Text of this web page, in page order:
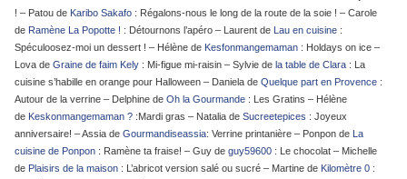
! – Patou de Karibo Sakafo : Régalons-nous le long de la route de la soie ! – Carole
de Ramène La Popotte ! : Détournons l’apéro – Laurent de Lau en cuisine :
Spéculoosez-moi un dessert ! – Hélène de Kesfonmangemaman : Holdays on ice –
Lova de Graine de faim Kely : Mi-figue mi-raisin – Sylvie de la table de Clara : La
cuisine s’habille en orange pour Halloween – Daniela de Quelque part en Provence :
Autour de la verrine – Delphine de Oh la Gourmande : Les Gratins – Hélène
de Keskonmangemaman ? :Mardi gras – Natalia de Sucreetepices : Joyeux
anniversaire! – Assia de Gourmandiseassia: Verrine printanière – Ponpon de La
cuisine de Ponpon : Ramène ta fraise! – Guy de guy59600 : Le chocolat – Michelle
de Plaisirs de la maison : L’abricot version salé ou sucré – Martine de Kilomètre 0 :